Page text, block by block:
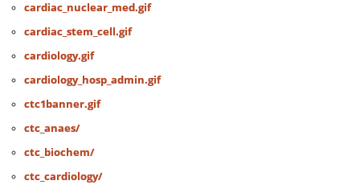
cardiac_nuclear_med.gif
cardiac_stem_cell.gif
cardiology.gif
cardiology_hosp_admin.gif
ctc1banner.gif
ctc_anaes/
ctc_biochem/
ctc_cardiology/